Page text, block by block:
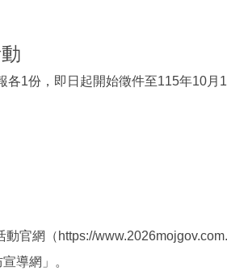
各1份，即日起開始徵件至115年10月
官網（https://
導網」。